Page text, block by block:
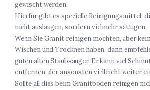
gewischt werden.
Hierfür gibt es spezielle Reinigungsmittel,
nicht auslaugen, sondern vielmehr sättigen.
Wenn Sie Granit reinigen möchten, aber
Wischen und Trocknen haben, dann
guten alten Staubsauger. Er kann viel
entfernen, der ansonsten vielleicht weiter
Sollte all dies beim Granitboden reinigen